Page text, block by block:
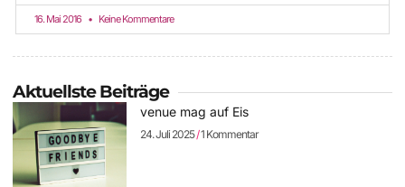
16. Mai 2016 Keine Kommentare
Aktuellste Beiträge
venue mag auf Eis
24. Juli 2025 1 Kommentar